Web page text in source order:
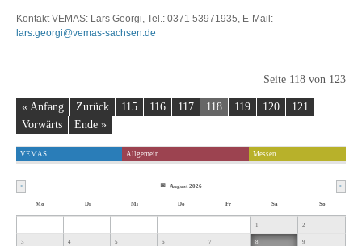
Kontakt VEMAS: Lars Georgi, Tel.: 0371 53971935, E-Mail:
lars.georgi@vemas-sachsen.de
Seite 118 von 123
« Anfang Zurück 115 116 117 118 119 120
121
Vorwärts
Ende »
VEMAS Allgemein Messen
< August 2026 >
Mo Di Mi Do Fr Sa So
1 2
3 4 5 6 7 8 9